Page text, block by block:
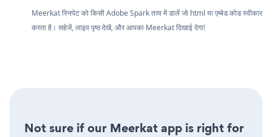
Meerkat स्निपेट को किसी Adobe Spark तत्व में डालें जो html या एम्बेड कोड स्वीकार
करता है। सहेजें, लाइव पृष्ठ देखें, और आपका Meerkat दिखाई देगा!
Not sure if our Meerkat app is right for